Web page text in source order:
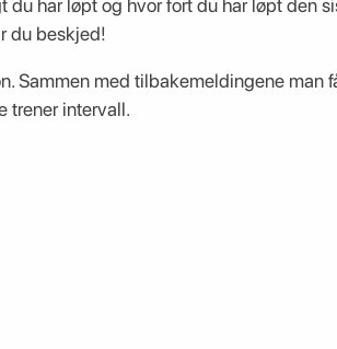
du beskjed!
Sammen med tilbakemeldingene man
trener intervall.